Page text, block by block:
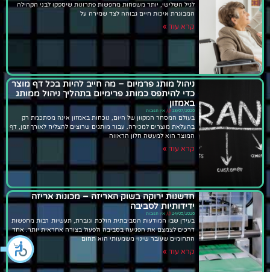
לגיל השלישי, יותר משפחות מחפשות פתרונות שיספקו לבני הקהילה
המבוגרת איכות חיים גבוהה לצד שמירה על
קרא עוד »
ניהול מותג פרמיום – מה חייב להיות בכל דף מוצר
כדי להיתפס כמותג פרימיום בתהליך ניהול ממותג
באמזון
13/07/2026 אין תגובות
בעולם המסחר המקוון של היום, נוכחות באמזון אינה מסתכמת רק
בהעלאת מוצרים למכירה. עבור מותגים שרוצים להצליח לאורך זמן, דף
המוצר הוא למעשה חלון הראווה
קרא עוד »
חדשנות ירוקה בשוק האריזה – מכונות אריזה
ידידותיות לסביבה
24/05/2026 אין תגובות
בעידן שבו המודעות הסביבתית הולכת וגוברת, תעשיות רבות מחפשות
דרכים לצמצם את הפגיעה בסביבה ולפעול בצורה אחראית יותר. אחד
התחומים שעובר שינוי משמעותי הוא תחום
קרא עוד »